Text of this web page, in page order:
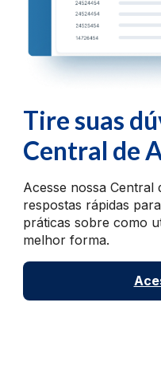
Tire suas
Central de
Acesse nossa
respostas rápidas
práticas sobre como
melhor forma.